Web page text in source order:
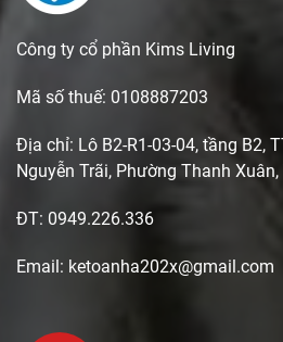
Công ty cổ phần Kims Living
Mã số thuế: 0108887203
Địa chỉ: Lô B2-R1-03-04, tầng B2,
Nguyễn Trãi, Phường Thanh Xuân,
ĐT: 0949.226.336
Email: ketoanha202x@gmail.com